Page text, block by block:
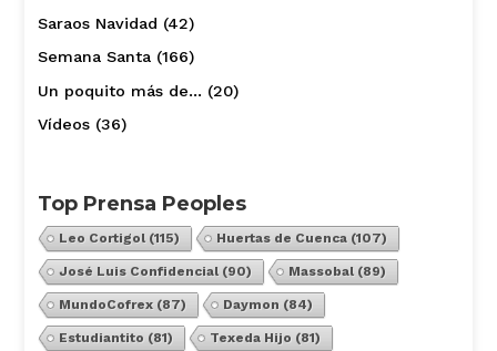
Saraos Navidad (42)
Semana Santa(166)
Un poquito más de… (20)
Vídeos(36)
Top Prensa Peoples
Leo Cortigol(115) Huertas de Cuenca(107)
José Luis Confidencial(90) Massobal(89)
MundoCofrex(87) Daymon (84)
Estudiantito (81) Texeda Hijo (81)